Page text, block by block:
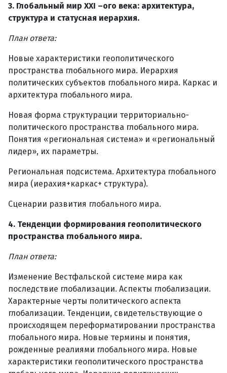
3. Глобальный мир XXI –ого века: архитектура,
структура и статусная иерархия.
План ответа:
Новые характеристики геополитического
пространства глобального мира. Иерархия
политических субъектов глобального мира. Каркас и
архитектура глобального мира.
Новая форма структурации территориально-
политического пространства глобального мира.
Понятия «региональная система» и «региональный
лидер», их параметры.
Региональная подсистема. Архитектура глобального
мира (иерахия+каркас+ структура).
Сценарии развития глобального мира.
4. Тенденции формирования геополитического
пространства глобального мира.
План ответа:
Изменение Вестфальской системе мира как
последствие глобализации. Аспекты глобализации.
Характерные черты политического аспекта
глобализации. Тенденции, свидетельствующие о
происходящем переформатировании пространства
глобального мира. Новые термины и понятия,
рожденные реалиями глобального мира. Новые
характеристики геополитического пространства